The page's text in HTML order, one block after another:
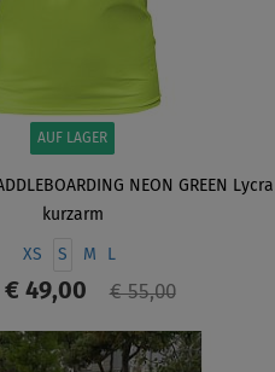
AUF LAGER
NEON GREEN Lycra
kurzarm
XS S M L
€ 49,00 € 55,00
ANZEIGEN